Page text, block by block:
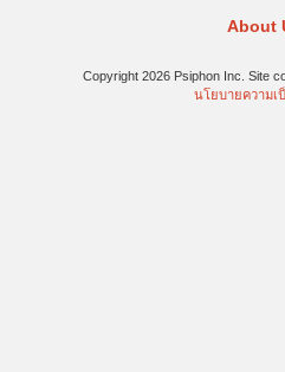
About
Copyright 2026 Psiphon Inc. Site
นโยบายความเ